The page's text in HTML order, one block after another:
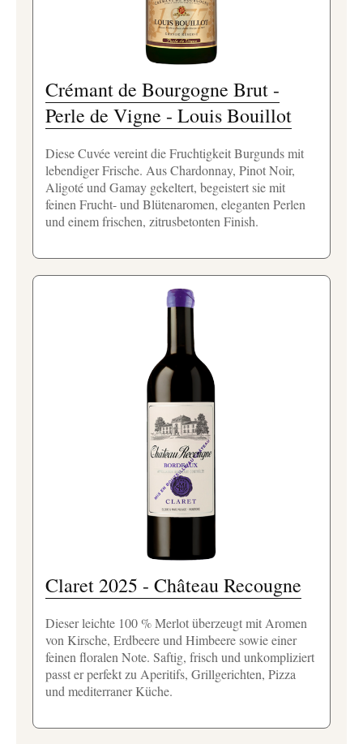
Crémant de Bourgogne Brut -
Perle de Vigne - Louis Bouillot
Diese Cuvée vereint die Fruchtigkeit Burgunds mit
lebendiger Frische. Aus Chardonnay, Pinot Noir,
Aligoté und Gamay gekeltert, begeistert sie mit
feinen Frucht- und Blütenaromen, eleganten Perlen
und einem frischen, zitrusbetonten Finish.
Claret 2025 - Château Recougne
Dieser leichte 100 % Merlot überzeugt mit Aromen
von Kirsche, Erdbeere und Himbeere sowie einer
feinen floralen Note. Saftig, frisch und unkompliziert
passt er perfekt zu Aperitifs, Grillgerichten, Pizza
und mediterraner Küche.